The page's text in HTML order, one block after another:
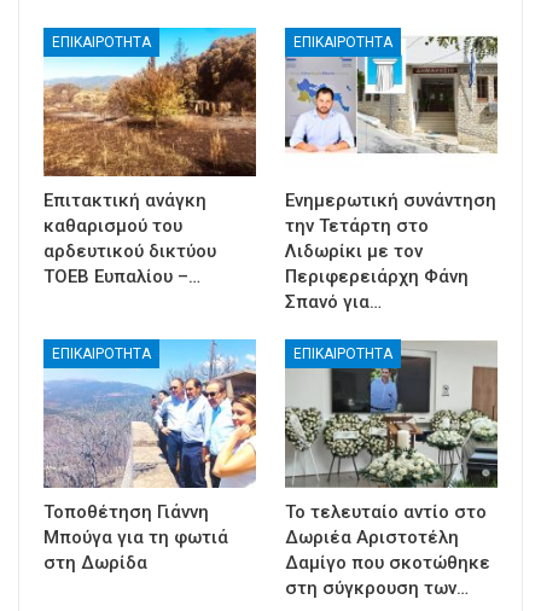
ΕΠΙΚΑΙΡΟΤΗΤΑ
Επιτακτική ανάγκη
καθαρισμού του
αρδευτικού δικτύου
ΤΟΕΒ Ευπαλίου –…
ΕΠΙΚΑΙΡΟΤΗΤΑ
Ενημερωτική συνάντηση
την Τετάρτη στο
Λιδωρίκι με τον
Περιφερειάρχη Φάνη
Σπανό για…
ΕΠΙΚΑΙΡΟΤΗΤΑ
Τοποθέτηση Γιάννη
Μπούγα για τη φωτιά
στη Δωρίδα
ΕΠΙΚΑΙΡΟΤΗΤΑ
Το τελευταίο αντίο στο
Δωριέα Αριστοτέλη
Δαμίγο που σκοτώθηκε
στη σύγκρουση των…